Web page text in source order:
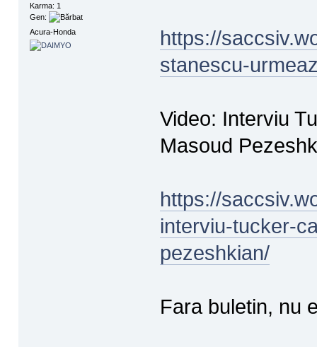
Karma: 1
Gen:
Acura-Honda
https://
stanescu-
Video: Interviu
Masoud
https://
interviu-tucker-
pezeshkian/
Fara buletin, nu